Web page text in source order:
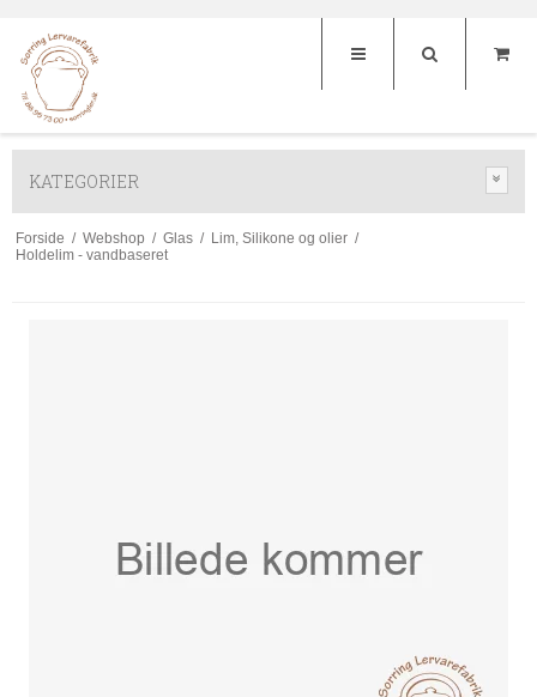
KATEGORIER
Forside / Webshop / Glas / Lim, Silikone og olier /
Holdelim - vandbaseret